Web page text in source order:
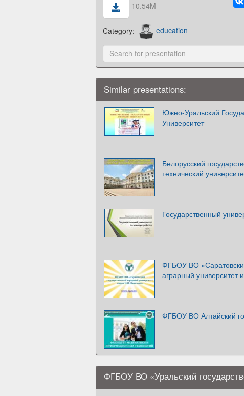
10.54M
Category: education
Similar presentations:
Южно-Уральский
Университет
Белорусский
технический
Государственный
ФГБОУ ВО
аграрный
ФГБОУ ВО Алтайский
ФГБОУ ВО «Уральский